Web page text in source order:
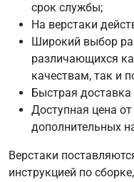
срок службы;
На верстаки
Широкий выбор
различающихся
качествам, так и
Быстрая
Доступная цена
дополнительных
Верстаки
инструкцией по